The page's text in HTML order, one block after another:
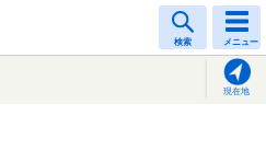
検索 メニュー
現在地